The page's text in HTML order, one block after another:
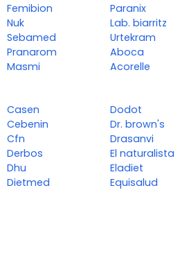
Femibion
Nuk
Sebamed
Pranarom
Masmi
Paranix
Lab. biarritz
Urtekram
Aboca
Acorelle
Casen
Cebenin
Cfn
Derbos
Dhu
Dietmed
Dodot
Dr. brown's
Drasanvi
El naturalista
Eladiet
Equisalud